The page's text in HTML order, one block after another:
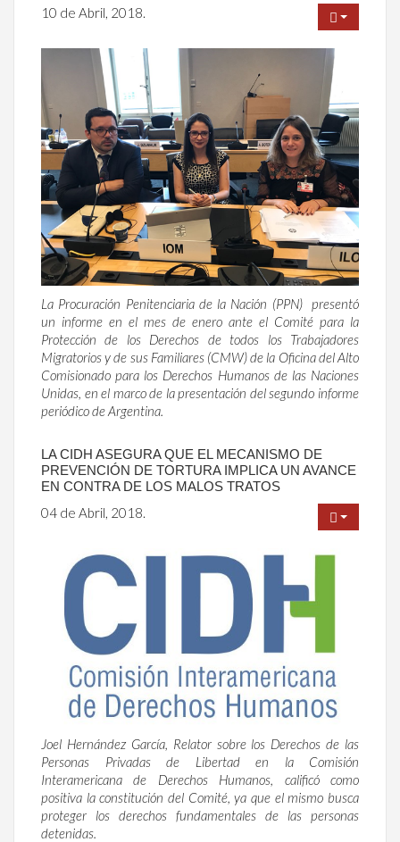
10 de Abril, 2018.
La Procuración Penitenciaria de la Nación (PPN) presentó
un informe en el mes de enero ante el Comité para la
Protección de los Derechos de todos los Trabajadores
Migratorios y de sus Familiares (CMW) de la Oficina del Alto
Comisionado para los Derechos Humanos de las Naciones
Unidas, en el marco de la presentación del segundo informe
periódico de Argentina.
LA CIDH ASEGURA QUE EL MECANISMO DE
PREVENCIÓN DE TORTURA IMPLICA UN AVANCE
EN CONTRA DE LOS MALOS TRATOS
04 de Abril, 2018.
Joel Hernández García, Relator sobre los Derechos de las
Personas Privadas de Libertad en la Comisión
Interamericana de Derechos Humanos, calificó como
positiva la constitución del Comité, ya que el mismo busca
proteger los derechos fundamentales de las personas
detenidas.